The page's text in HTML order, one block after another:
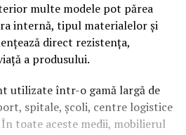
multe modele pot părea
internă, tipul materialelor și
direct rezistența,
a produsului.
utilizate într-o gamă largă de
spitale, școli, centre logistice
toate aceste medii, mobilierul